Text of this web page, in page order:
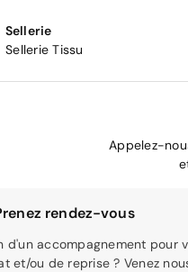
Sellerie
Sellerie Tissu
Appelez-
rendez-vous
d'un accompagnement pour
et/ou de reprise ? Venez